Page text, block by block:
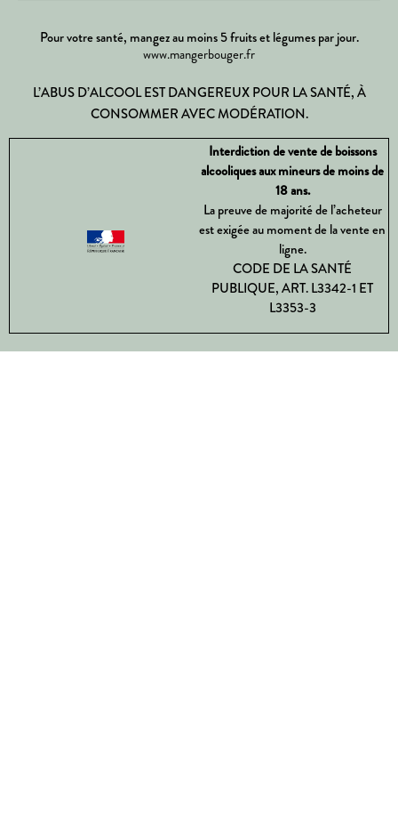
Pour votre santé, mangez au moins 5 fruits et légumes par jour.
www.mangerbouger.fr
L’ABUS D’ALCOOL EST DANGEREUX POUR LA SANTÉ, À
CONSOMMER AVEC MODÉRATION.
Interdiction de vente de boissons
alcooliques aux mineurs de moins de
18 ans.
La preuve de majorité de l’acheteur
est exigée au moment de la vente en
ligne.
CODE DE LA SANTÉ
PUBLIQUE, ART. L3342-1 ET
L3353-3